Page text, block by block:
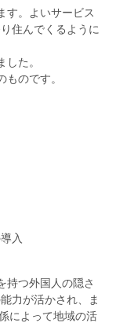
す。よいサービス
住んでくるように
た。
のです。
入
持つ外国人の隠さ
力が活かされ、ま
によって地域の活